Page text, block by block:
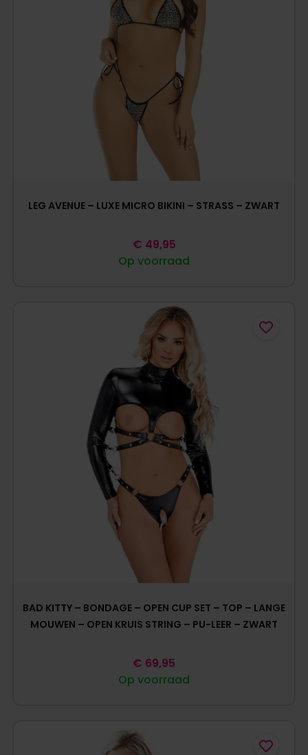
LEG AVENUE – LUXE MICRO BIKINI – STRASS – ZWART
Op voorraad
€ 49,95
BAD KITTY – BONDAGE – OPEN CUP SET – TOP – LANGE
MOUWEN – OPEN KRUIS STRING – PU-LEER – ZWART
Op voorraad
€ 69,95